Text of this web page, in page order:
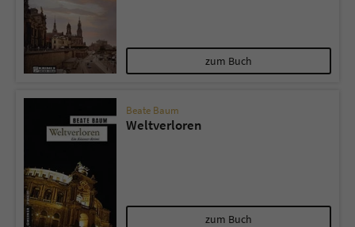
zum Buch
Beate Baum
Weltverloren
zum Buch